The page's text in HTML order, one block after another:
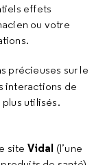
effets
ou votre
précieuses sur le
interactions de
utilisés.
site Vidal (l’une